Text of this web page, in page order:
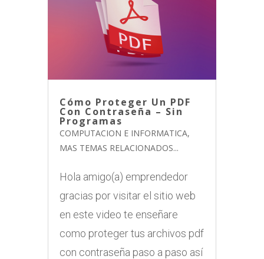
Cómo Proteger Un PDF
Con Contraseña – Sin
Programas
COMPUTACION E INFORMATICA,
MAS TEMAS RELACIONADOS...
Hola amigo(a) emprendedor
gracias por visitar el sitio web
en este video te enseñare
como proteger tus archivos pdf
con contraseña paso a paso así